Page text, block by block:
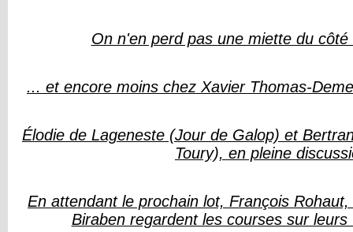
On n'en perd pas une miette du
... et encore moins chez Xavier Thomas-
Élodie de Lageneste (Jour de Galop) et
Toury), en pleine
En attendant le prochain lot, François
Biraben regardent les courses sur